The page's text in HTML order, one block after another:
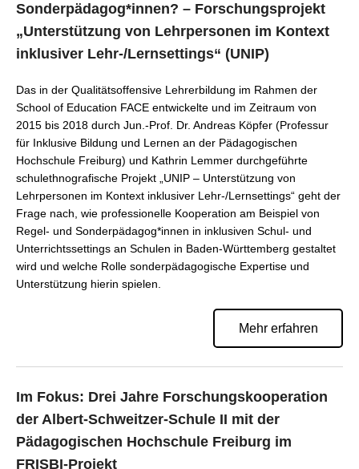
Sonderpädagog*innen? – Forschungsprojekt
„Unterstützung von Lehrpersonen im Kontext
inklusiver Lehr-/Lernsettings“ (UNIP)
Das in der Qualitätsoffensive Lehrerbildung im Rahmen der
School of Education FACE entwickelte und im Zeitraum von
2015 bis 2018 durch Jun.-Prof. Dr. Andreas Köpfer (Professur
für Inklusive Bildung und Lernen an der Pädagogischen
Hochschule Freiburg) und Kathrin Lemmer durchgeführte
schulethnografische Projekt „UNIP – Unterstützung von
Lehrpersonen im Kontext inklusiver Lehr-/Lernsettings“ geht der
Frage nach, wie professionelle Kooperation am Beispiel von
Regel- und Sonderpädagog*innen in inklusiven Schul- und
Unterrichtssettings an Schulen in Baden-Württemberg gestaltet
wird und welche Rolle sonderpädagogische Expertise und
Unterstützung hierin spielen.
Mehr erfahren
Im Fokus: Drei Jahre Forschungskooperation
der Albert-Schweitzer-Schule II mit der
Pädagogischen Hochschule Freiburg im
FRISBI-Projekt